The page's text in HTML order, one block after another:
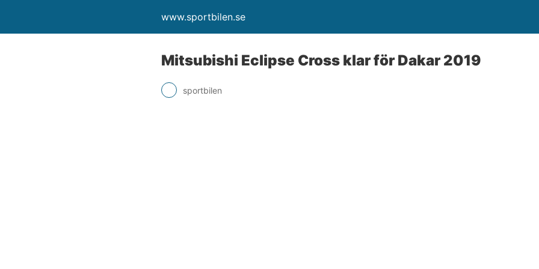
www.sportbilen.se
Mitsubishi Eclipse Cross klar för Dakar 2019
sportbilen